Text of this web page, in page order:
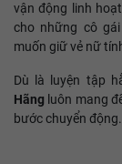
vận động linh
cho những cô
muốn giữ vẻ nữ
Dù là luyện tập
Hãng luôn mang
bước chuyển động.